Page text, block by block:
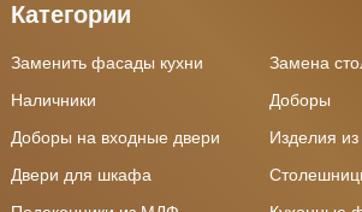
Категории
Заменить фасады кухни
Замена
Наличники
Доборы
Доборы на входные двери
Изделия
Двери для шкафа